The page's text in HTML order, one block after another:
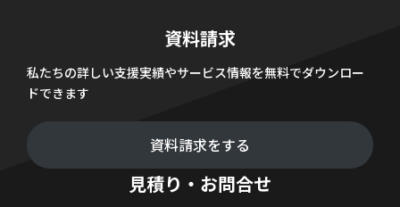
資料請求
私たちの詳しい支援実績やサービス情報を無料でダウンロー
ドできます
資料請求をする
見積り・お問合せ